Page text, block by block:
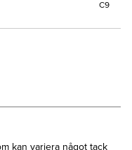
C9
kan variera något tack